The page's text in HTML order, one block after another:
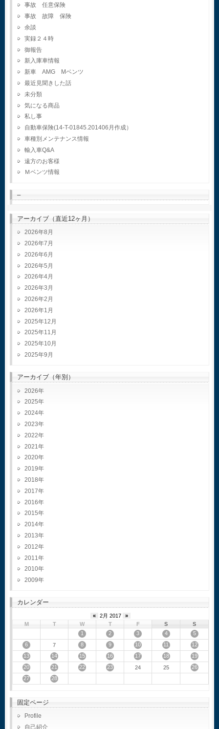
事故 任意保険
事故 故障 保険
余談
実録２４時
御報告
新入庫車情報
新車 AMG Mベンツ
最近見聞きした話
未分類
気になる商品
私し事
自動車保険(14-T-01845.201406月作成）
車種別メンテナンス情報
輸入車Q&A
遠方のお客様
Ｍベンツ情報
–
アーカイブ（直近12ヶ月）
2026年8月
2026年7月
2026年6月
2026年5月
2026年4月
2026年3月
2026年2月
2026年1月
2025年12月
2025年11月
2025年10月
2025年9月
アーカイブ（年別）
2026
2025
2024
2023
2022
2021
2020
2019
2018
2017
2016
2015
2014
2013
2012
2011
2010
2009
カレンダー
« 2月 2017
»
M
T W T F S
S
1
2 3 4
5
6
7 8 9 10 11
12
13
14 15 16 17 18
19
20
21 22 23 24 25
26
27
28
固定ページ
Profile
自己紹介